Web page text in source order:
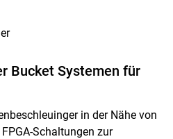
Bucket Systemen für
in der Nähe von
Schaltungen zur